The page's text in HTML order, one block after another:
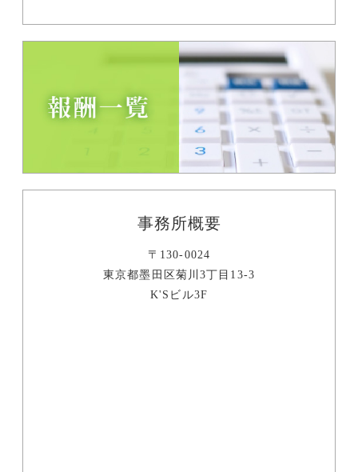
事務所概要
〒130-0024
東京都墨田区菊川3丁目13-3
K'Sビル3F